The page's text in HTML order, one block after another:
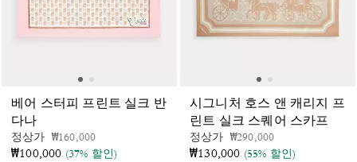
베어 스터피 프린트 실크 반
다나
정상가 가격 인하 전
₩160,000인하됨
₩100,000 (37% 할인)
시그니처 호스 앤 캐리지 프
린트 실크 스퀘어 스카프
정상가 가격 인하 전
₩290,000인하됨
₩130,000 (55% 할인)